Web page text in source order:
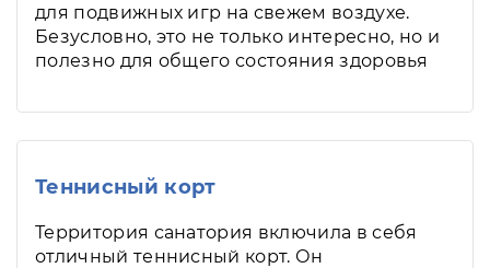
для подвижных игр на свежем воздухе.
Безусловно, это не только интересно, но и
полезно для общего состояния здоровья
Теннисный корт
Территория санатория включила в себя
отличный теннисный корт. Он